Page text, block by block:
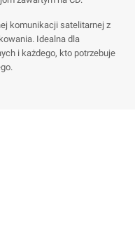
komunikacji satelitarnej z
Idealna dla
i każdego, kto potrzebuje